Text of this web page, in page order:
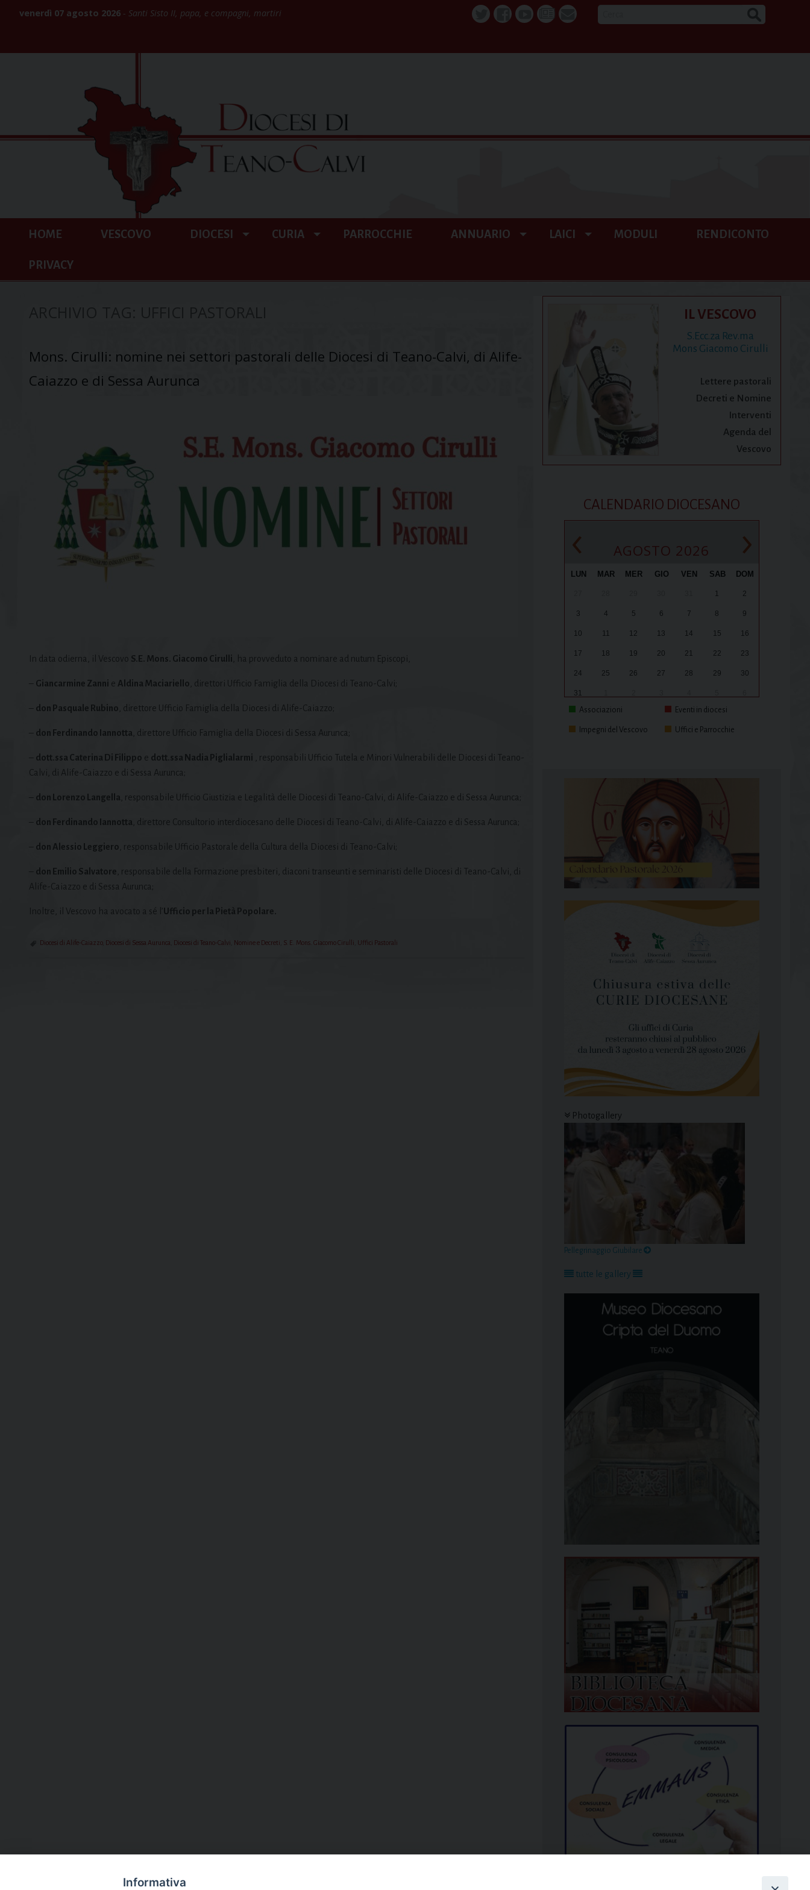
venerdì 07 agosto 2026 Santi Sisto II, papa, e compagni, martiri
HOME VESCOVO DIOCESI CURIA PARROCCHIE ANNUARIO LAICI MODULI RENDICONTO
PRIVACY
Mons. Cirulli: nomine nei settori pastorali delle Diocesi di Teano-Calvi, di Alife-
Caiazzo e di Sessa Aurunca
In data odierna, il Vescovo S.E. Mons. Giacomo Cirulli , ha provveduto a nominare ad nutum Episcopi,
– Giancarmine Zanni e Aldina Maciariello , direttori Ufficio Famiglia della Diocesi di Teano-Calvi;
– don Pasquale Rubino , direttore Ufficio Famiglia della Diocesi di Alife-Caiazzo;
– don Ferdinando Iannotta , direttore Ufficio Famiglia della Diocesi di Sessa Aurunca;
– dott.ssa Caterina Di Filippo e dott.ssa Nadia Piglialarmi , responsabili Ufficio Tutela e Minori Vulnerabili delle Diocesi di Teano-
Calvi, di Alife-Caiazzo e di Sessa Aurunca;
– don Lorenzo Langella , responsabile Ufficio Giustizia e Legalità delle Diocesi di Teano-Calvi, di Alife-Caiazzo e di Sessa Aurunca;
– don Ferdinando Iannotta , direttore Consultorio interdiocesano delle Diocesi di Teano-Calvi, di Alife-Caiazzo e di Sessa Aurunca;
– don Alessio Leggiero , responsabile Ufficio Pastorale della Cultura della Diocesi di Teano-Calvi;
– don Emilio Salvatore , responsabile della Formazione presbiteri, diaconi transeunti e seminaristi delle Diocesi di Teano-Calvi, di
Alife-Caiazzo e di Sessa Aurunca;
Inoltre, il Vescovo ha avocato a sé l’ Ufficio per la Pietà Popolare.
Diocesi di Alife-Caiazzo, Diocesi di Sessa Aurunca Diocesi di Teano-Calvi Nomine e Decreti S. E. Mons. Giacomo Cirulli Uffici Pastorali
IL VESCOVO
S.Ecc.za Rev.ma
Mons Giacomo Cirulli
Lettere pastorali
Decreti e Nomine
Interventi
Agenda del
Vescovo
CALENDARIO DIOCESANO
‹ AGOSTO 2026 ›
LUN MAR MER GIO VEN SAB DOM
1 2
3 4 5 6 7 8 9
10 11 12 13 14 15 16
17 18 19 20 21 22 23
24 25 26 27 28 29 30
31
Associazioni
Eventi in diocesi
Impegni del Vescovo Uffici e Parrocchie
Photogallery
Pellegrinaggio Giubilare
tutte le gallery
Informativa